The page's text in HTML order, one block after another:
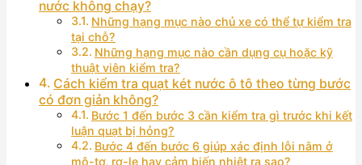
nước không chạy?
Những hạng mục nào chủ xe có thể tự kiểm tra
tại chỗ?
Những hạng mục nào cần dụng cụ hoặc kỹ
thuật viên kiểm tra?
Cách kiểm tra quạt két nước ô tô theo từng bước
có đơn giản không?
Bước 1 đến bước 3 cần kiểm tra gì trước khi kết
luận quạt bị hỏng?
Bước 4 đến bước 6 giúp xác định lỗi nằm ở
mô-tơ, rơ-le hay cảm biến nhiệt ra sao?